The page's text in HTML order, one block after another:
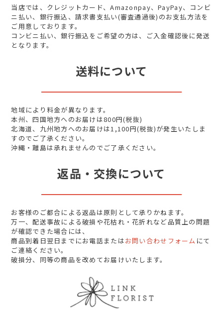
当店では、クレジットカード、Amazonpay、PayPay、コンビ
ニ払い、銀行振込、請求書支払い(審査通過後)のお支払方法を
ご用意しております。
コンビニ払い、銀行振込をご希望の方は、ご入金確認後に発送
となります。
送料について
地域により料金が異なります。
本州、四国地方へのお届けは800円(税抜)
北海道、九州地方へのお届けは1,100円(税抜)が発生いたしま
すのでご了承ください。
沖縄・離島は承れませんのでご了承ください。
返品・交換について
お客様のご都合による返品は原則として承りかねます。
万一、配送事故による破損や花枯れ・花折れなど品質上の問題
が確認できた場合には、
商品到着日翌日までにお電話またはお問い合わせフォーム にて
ご連絡ください。
破損分、同等の商品を改めてお届けいたします。